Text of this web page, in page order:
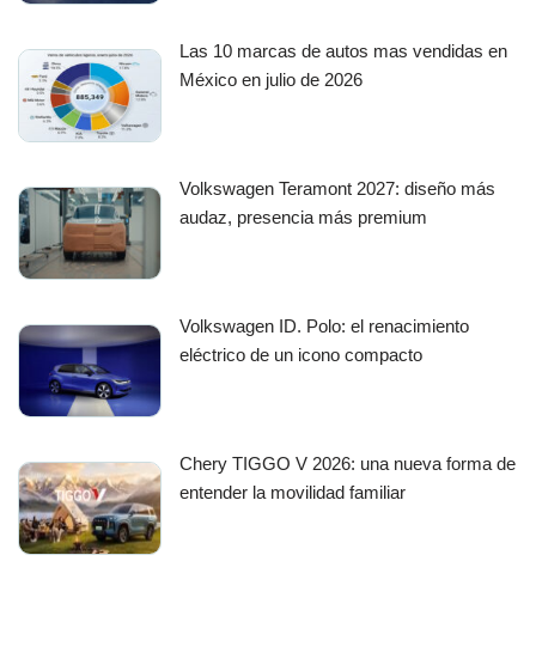
Las 10 marcas de autos mas vendidas en
México en julio de 2026
Volkswagen Teramont 2027: diseño más
audaz, presencia más premium
Volkswagen ID. Polo: el renacimiento
eléctrico de un icono compacto
Chery TIGGO V 2026: una nueva forma de
entender la movilidad familiar